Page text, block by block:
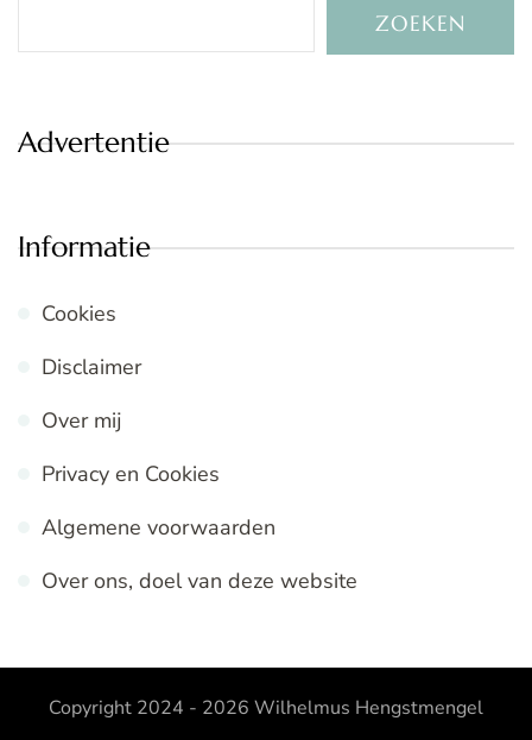
ZOEKEN
Advertentie
Informatie
Cookies
Disclaimer
Over mij
Privacy en Cookies
Algemene voorwaarden
Over ons, doel van deze website
Copyright 2024 - 2026 Wilhelmus Hengstmengel